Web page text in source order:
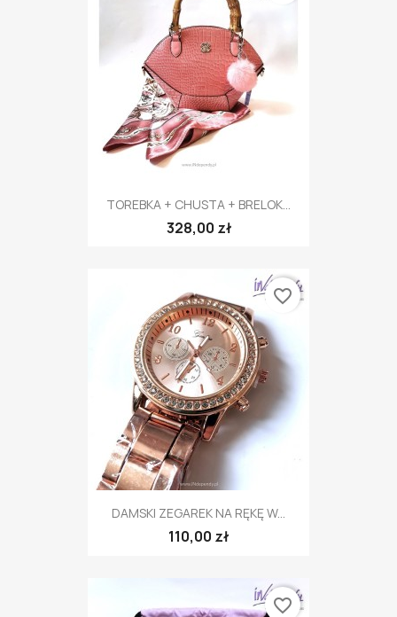
TOREBKA + CHUSTA + BRELOK...
328,00 zł
DAMSKI ZEGAREK NA RĘKĘ W...
110,00 zł
favorite_border
favorite_border